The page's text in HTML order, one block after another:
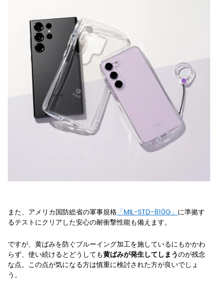
また、アメリカ国防総省の軍事規格「MIL-STD-810G」に準拠す
るテストにクリアした安心の耐衝撃性能も備えます。
ですが、黄ばみを防ぐブルーイング加工を施しているにもかかわ
らず、使い続けるとどうしても黄ばみが発生してしまうのが残念
な点。この点が気になる方は慎重に検討された方が良いでしょ
う。